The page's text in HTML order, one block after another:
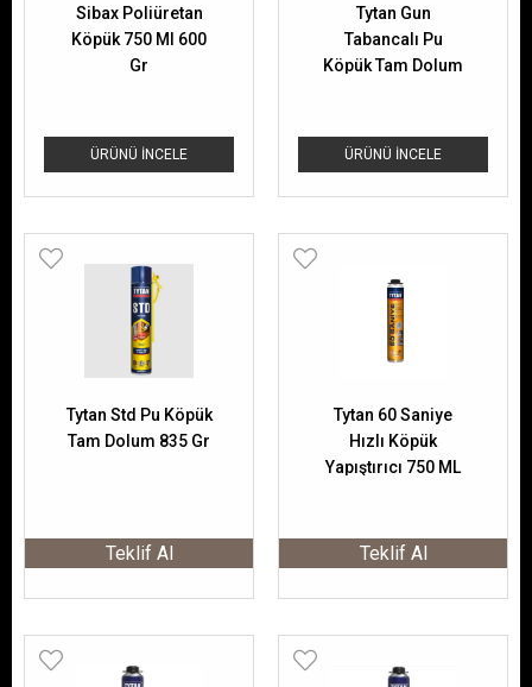
ÜRÜNÜ İNCELE
Sibax Poliüretan
Köpük 750 Ml 600
Gr
ÜRÜNÜ İNCELE
Tytan Gun
Tabancalı Pu
Köpük Tam Dolum
Tytan Std Pu Köpük
Tam Dolum 835 Gr
Teklif Al
Tytan 60 Saniye
Hızlı Köpük
Yapıştırıcı 750 ML
Teklif Al